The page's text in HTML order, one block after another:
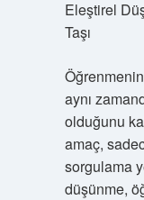
Eleştirel
Taşı
aynı
olduğunu
amaç,
sorgulama
düşünme,